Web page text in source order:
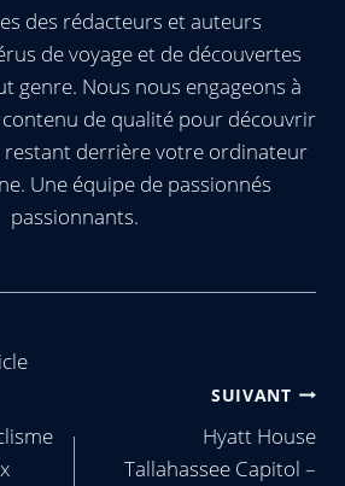
des rédacteurs et auteurs
de voyage et de découvertes
genre. Nous nous engageons à
de qualité pour découvrir
restant derrière votre ordinateur
Une équipe de passionnés
passionnants.
SUIVANT
Hyatt House
Tallahassee Capitol –